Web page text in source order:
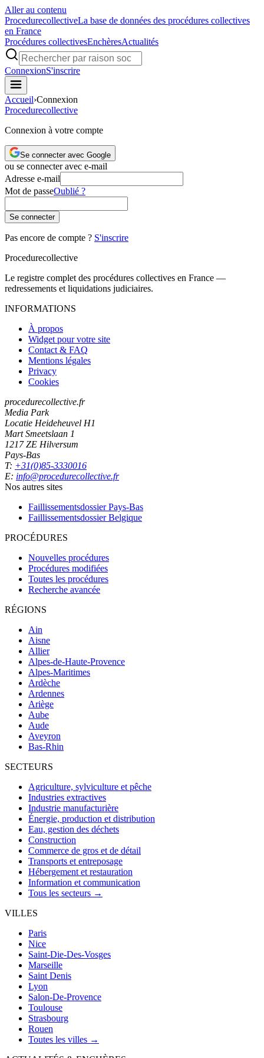
Aller au contenu
ProcedurecollectiveLa base de données des procédures collectives
en France
Procédures collectivesEnchèresActualités
ConnexionS'inscrire
Accueil›Connexion
Procedurecollective
Connexion à votre compte
Se connecter avec Google
ou se connecter avec e-mail
Adresse e-mail
Mot de passeOublié ?
Se connecter
Pas encore de compte ? S'inscrire
Procedurecollective
Le registre complet des procédures collectives en France —
redressements et liquidations judiciaires.
INFORMATIONS
À propos
Widget pour votre site
Contact & FAQ
Mentions légales
Privacy
Cookies
procedurecollective.fr
Media Park
Locatie Heideheuvel H1
Mart Smeetslaan 1
1217 ZE Hilversum
Pays-Bas
T: +31(0)85-3330016
E: info@procedurecollective.fr
Nos autres sites
Faillissementsdossier Pays-Bas
Faillissementsdossier Belgique
PROCÉDURES
Nouvelles procédures
Procédures modifiées
Toutes les procédures
Recherche avancée
RÉGIONS
Ain
Aisne
Allier
Alpes-de-Haute-Provence
Alpes-Maritimes
Ardèche
Ardennes
Ariège
Aube
Aude
Aveyron
Bas-Rhin
SECTEURS
Agriculture, sylviculture et pêche
Industries extractives
Industrie manufacturière
Énergie, production et distribution
Eau, gestion des déchets
Construction
Commerce de gros et de détail
Transports et entreposage
Hébergement et restauration
Information et communication
Tous les secteurs →
VILLES
Paris
Nice
Saint-Die-Des-Vosges
Marseille
Saint Denis
Lyon
Salon-De-Provence
Toulouse
Strasbourg
Rouen
Toutes les villes →